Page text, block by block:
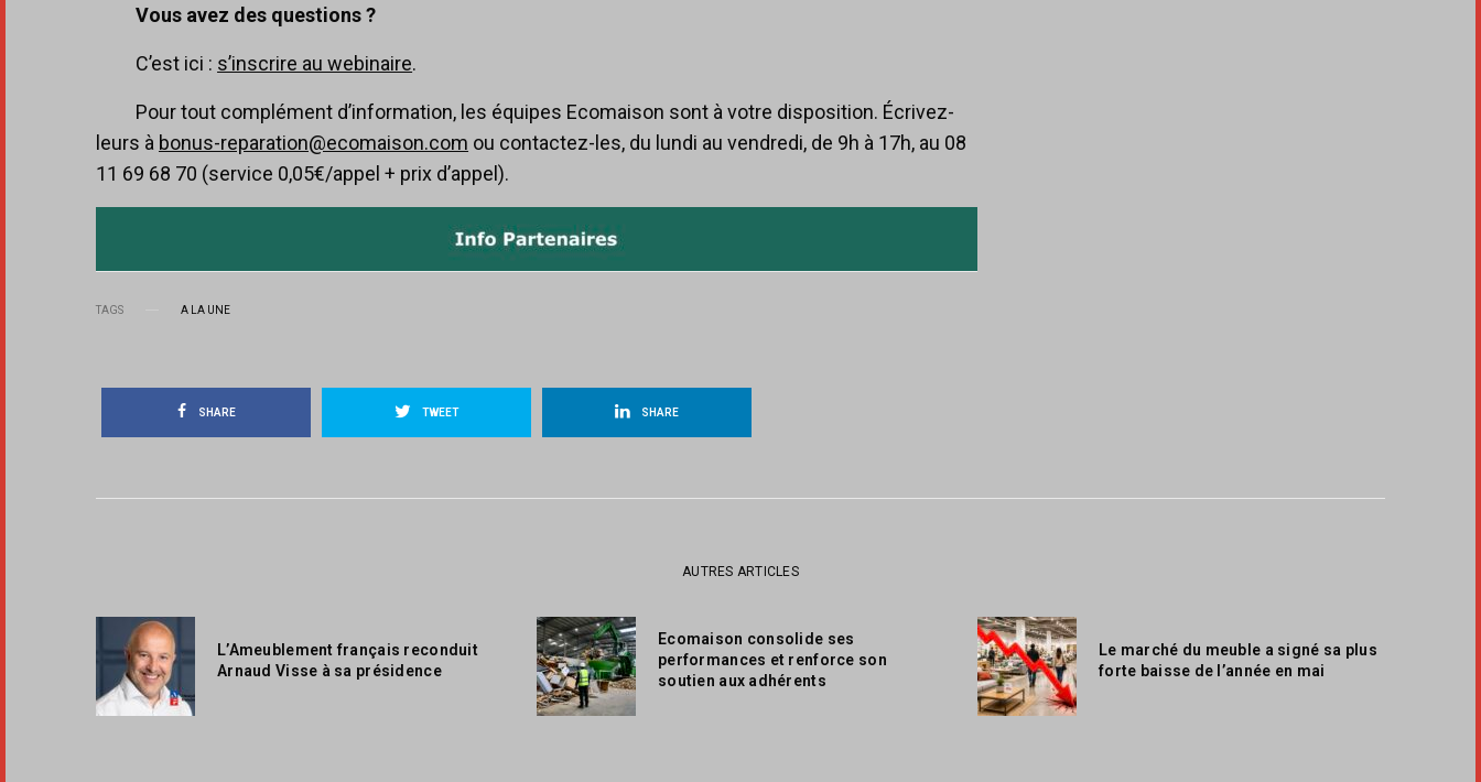
Vous avez des questions ?
C’est ici : s’inscrire au webinaire.
Pour tout complément d’information, les équipes Ecomaison sont à votre disposition. Écrivez-
leurs à bonus-reparation@ecomaison.com ou contactez-les, du lundi au vendredi, de 9h à 17h, au 08
11 69 68 70 (service 0,05€/appel + prix d’appel).
TAGS A LA UNE
SHARE TWEET SHARE
AUTRES ARTICLES
L’Ameublement français reconduit
Arnaud Visse à sa présidence
Ecomaison consolide ses
performances et renforce son
soutien aux adhérents
Le marché du meuble a signé sa plus
forte baisse de l’année en mai